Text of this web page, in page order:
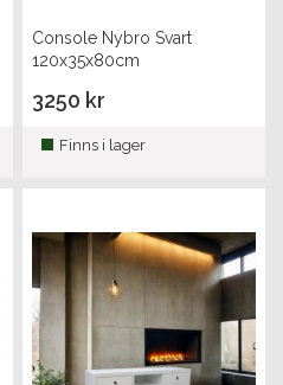
Console Nybro Svart
120x35x80cm
3250 kr
Finns i lager